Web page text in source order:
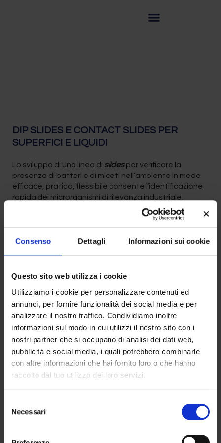
Consenso Dettagli Informazioni sui cookie
Questo sito web utilizza i cookie
Utilizziamo i cookie per personalizzare contenuti ed
annunci, per fornire funzionalità dei social media e per
analizzare il nostro traffico. Condividiamo inoltre
informazioni sul modo in cui utilizzi il nostro sito con i
nostri partner che si occupano di analisi dei dati web,
pubblicità e social media, i quali potrebbero combinarle
con altre informazioni che hai fornito loro o che hanno
raccolto dal tuo utilizzo dei loro servizi.
delNecessari
DIP SLIDES E CONTACT SLIDES PER
SUPERFICI E LIQUIDI
Lo sviluppo di una linea di slides per verificare la
presenza di batteri e di miceti nell’ambiente in modo
efficace, pratico, flessibile consente l’identificazione
rapida dei microrganismi di rilevanza industriale.
Forniti sterili, gli slides possono essere utilizzati su un
punto critico in pochi secondi e i risultati interpretati
facilmente dopo 24-48 ore di incubazione.
Costituiscono unindicatore sicuro, economico e
negli impianti, per monitorare la situazione e
approntare le misure più efficaci per evitare sprechi.
Sono lo strumento ideale per controllarel’igiene delle
superficidopo la pulizia, alcuni di essi formulati
specificamente con neutralizzanti attivi verso i più
comuni battericidi di detergenti e disinfettanti.
Catalogo Dimanco Biogenetics